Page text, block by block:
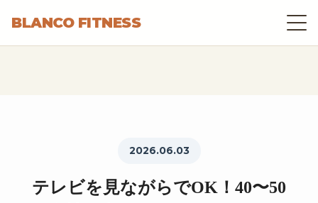
BLANCO FITNESS
2026.06.03
テレビを見ながらでOK！40〜50